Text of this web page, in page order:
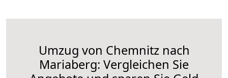
Umzug von Chemnitz nach
Mariaberg: Vergleichen Sie